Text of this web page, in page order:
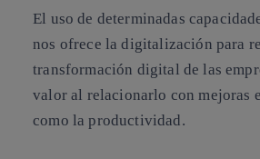
El uso de determinadas
nos ofrece la digitalización para
transformación digital de las
valor al relacionarlo con mejoras
como la productividad.